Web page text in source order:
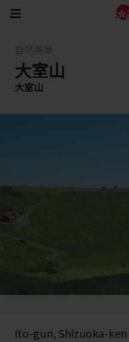
大室山
大室山
Ito-gun, Shizuoka-ken